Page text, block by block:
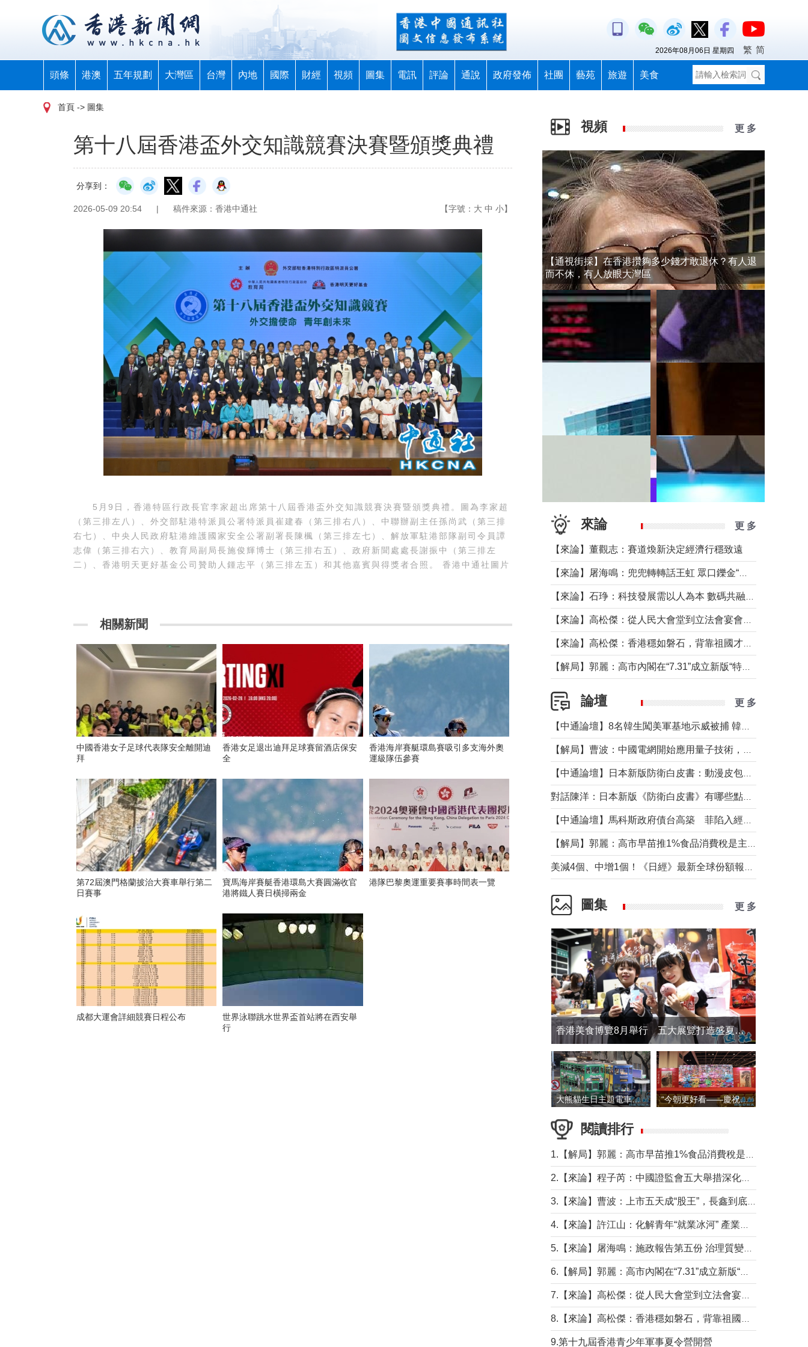
頭條 港澳 五年規劃 大灣區 台灣 內地 國際 財經 視頻 圖集 電訊 評論 通說 政府發佈 社團 藝苑 旅遊 美食
2026年08月06日 星期四 繁 简
首頁 -> 圖集
第十八屆香港盃外交知識競賽決賽暨頒獎典禮
分享到：
2026-05-09 20:54 | 稿件來源：香港中通社 【字號： 大 中 小】
5月9日，香港特區行政長官李家超出席第十八屆香港盃外交知識競賽決賽暨頒獎典禮。圖為李家超
（第三排左八）、外交部駐港特派員公署特派員崔建春（第三排右八）、中聯辦副主任孫尚武（第三排
右七）、中央人民政府駐港維護國家安全公署副署長陳楓（第三排左七）、解放軍駐港部隊副司令員譚
志偉（第三排右六）、教育局副局長施俊輝博士（第三排右五）、政府新聞處處長謝振中（第三排左
二）、香港明天更好基金公司贊助人鍾志平（第三排左五）和其他嘉賓與得獎者合照。 香港中通社圖片
相關新聞
中國香港女子足球代表隊安全離開迪
拜
香港女足退出迪拜足球賽留酒店保安
全
香港海岸賽艇環島賽吸引多支海外奧
運級隊伍參賽
第72屆澳門格蘭披治大賽車舉行第二
日賽事
寶馬海岸賽艇香港環島大賽圓滿收官
港將鐵人賽日橫掃兩金
港隊巴黎奧運重要賽事時間表一覽
成都大運會詳細競賽日程公布
世界泳聯跳水世界盃首站將在西安舉
行
視頻 更 多
【通視街採】在香港攢夠多少錢才敢退休？有人退
而不休，有人放眼大灣區
來論 更 多
【來論】董觀志：賽道煥新決定經濟行穩致遠
論壇 更 多
圖集 更 多
香港美食博覽8月舉行 五大展覽打造盛夏嘉年華
大熊貓生日主題電車在香港島行駛 “今朝更好看——慶祝中國共產黨成立105周年名家作品展”6日起舉行
閱讀排行
9.第十九屆香港青少年軍事夏令營開營